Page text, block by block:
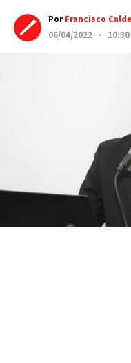
PorFrancisco
06/04/2022 · 10:30